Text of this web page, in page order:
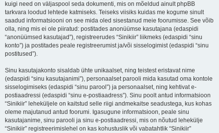
kuigi need on väljaspool seda dokumenti, mis on mõeldud ainult phpBB
tarkvara loodud lehtede katmiseks. Teiseks viisiks kuidas me kogume sinult
saadud informatsiooni on see mida oled sisestanud meie foorumisse. See võib
olla, ning mis ei ole piiratud: postitades anonüümse kasutajana (edaspidi
“anonüümsed kasutajad”), registreerudes “Sinikiir” liikmeks (edaspidi “sinu
konto”) ja postitades peale registreerumist ja/või sisselogimist (edaspidi “sinu
postitused”).
Sinu kasutajakonto sisaldab ühte unikaalset, ning teistest eristavat nime
(edaspidi “sinu kasutajanimi”), personaalset parooli mida kasutad oma kontole
sisselogimiseks (edaspidi “sinu parool”) ja personaalset, ning kehtivat e-
postiaadressi (edaspidi “sinu e-postiaadress”). Sinu poolt antud informatsioon
“Sinikiir” leheküljele on kaitstud selle riigi andmekaitse seadustega, kus kohas
oleme majutanud antud foorumi. Igasugune informatsioon, peale sinu
kasutajanime, sinu parooli ja sinu e-postiaadressi, mis on nõutud lehekülje
“Sinikiir” registreerimislehel on kas kohustuslik või vabatahtlik “Sinikiir”